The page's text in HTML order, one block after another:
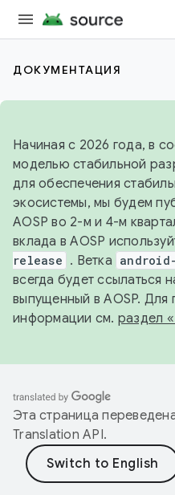
ДОКУМЕНТАЦИЯ
Начиная с 2026 года, в
моделью стабильной
для обеспечения
экосистемы, мы будем
AOSP во 2-м и 4-м
вклада в AOSP
release . Ветка
всегда будет ссылаться
выпущенный в AOSP. Для
информации см. раздел
Эта страница
Translation API.